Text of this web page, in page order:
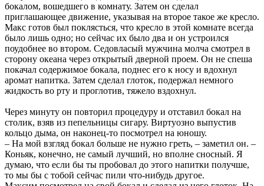
бокалом, вошедшего в комнату. Затем он сделал
приглашающее движение, указывая на второе такое же кресло.
Макс готов был поклясться, что кресло в этой комнате всегда
было лишь одно; но сейчас их было два и он устроился
поудобнее во втором. Седовласый мужчина молча смотрел в
сторону океана через открытый дверной проем. Он не спеша
покачал содержимое бокала, поднес его к носу и вдохнул
аромат напитка. Затем сделал глоток, подержал немного
жидкость во рту и проглотив, тяжело вздохнул.
Через минуту он повторил процедуру и отставил бокал на
столик, взяв из пепельницы сигару. Виртуозно выпустив
кольцо дыма, он наконец-то посмотрел на юношу.
– На мой взгляд бокал больше не нужно греть, – заметил он. –
Коньяк, конечно, не самый лучший, но вполне сносный. Я
думаю, что если бы ты пробовал до этого напитки получше,
то мы бы с тобой сейчас пили что-нибудь другое.